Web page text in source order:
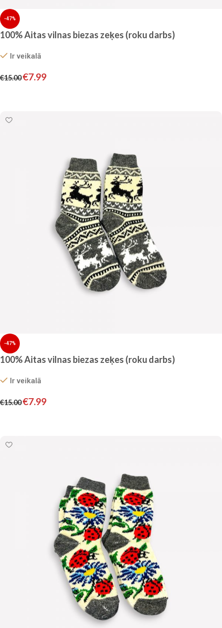
-47%
100% Aitas vilnas biezas zeķes (roku darbs)
Ir veikalā
€15.00€7.99
-47%
100% Aitas vilnas biezas zeķes (roku darbs)
Ir veikalā
€15.00€7.99